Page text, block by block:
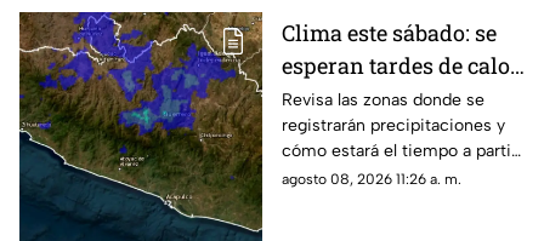
Clima este sábado: se
esperan tardes de calor
y lluvias en Guerrero
Revisa las zonas donde se
registrarán precipitaciones y
cómo estará el tiempo a partir
del mediodía en la entidad.
agosto 08, 2026 11:26 a. m.